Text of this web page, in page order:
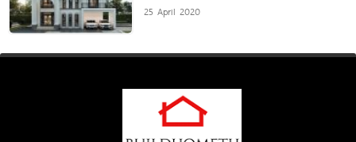
25 April 2020